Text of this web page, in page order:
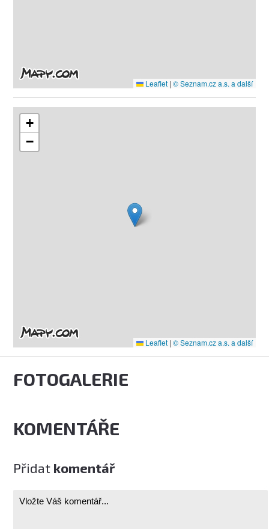
Leaflet | © Seznam.cz a.s. a další
+
−
Leaflet | © Seznam.cz a.s. a další
FOTOGALERIE
KOMENTÁŘE
Přidat komentář